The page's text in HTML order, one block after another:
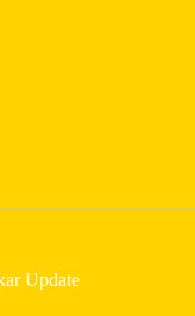
Update